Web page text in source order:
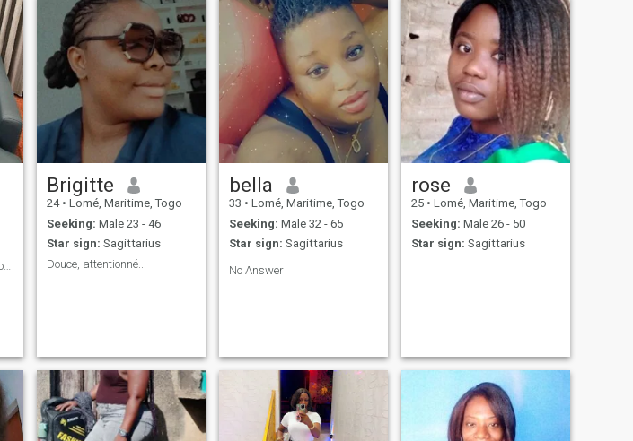
Que de la joie au tour de moi 🥰❤️
Brigitte
24 • Lomé, Maritime, Togo
Seeking: Male 23 - 46
Star sign: Sagittarius
Douce, attentionné...
bella
33 • Lomé, Maritime, Togo
Seeking: Male 32 - 65
Star sign: Sagittarius
No Answer
rose
25 • Lomé, Maritime, Togo
Seeking: Male 26 - 50
Star sign: Sagittarius